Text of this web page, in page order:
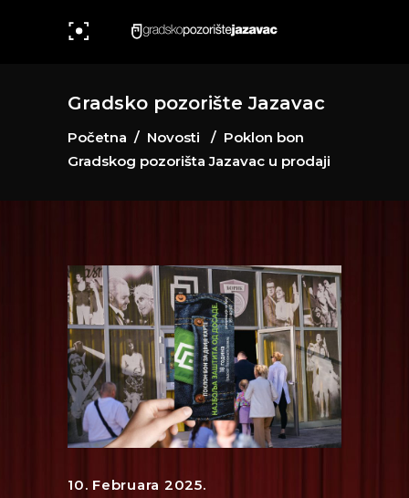
Gradsko pozorište Jazavac
Početna / Novosti / Poklon bon
Gradskog pozorišta Jazavac u prodaji
10. Februara 2025.